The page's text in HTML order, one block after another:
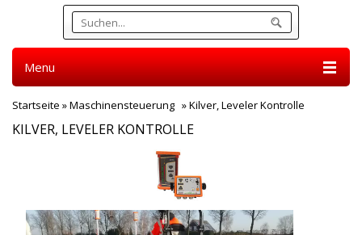
Menu
Startseite »Maschinensteuerung »Kilver, Leveler Kontrolle
KILVER, LEVELER KONTROLLE